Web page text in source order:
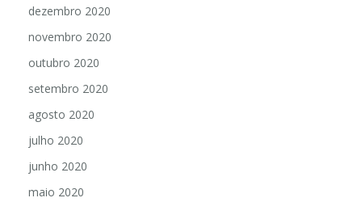
dezembro 2020
novembro 2020
outubro 2020
setembro 2020
agosto 2020
julho 2020
junho 2020
maio 2020